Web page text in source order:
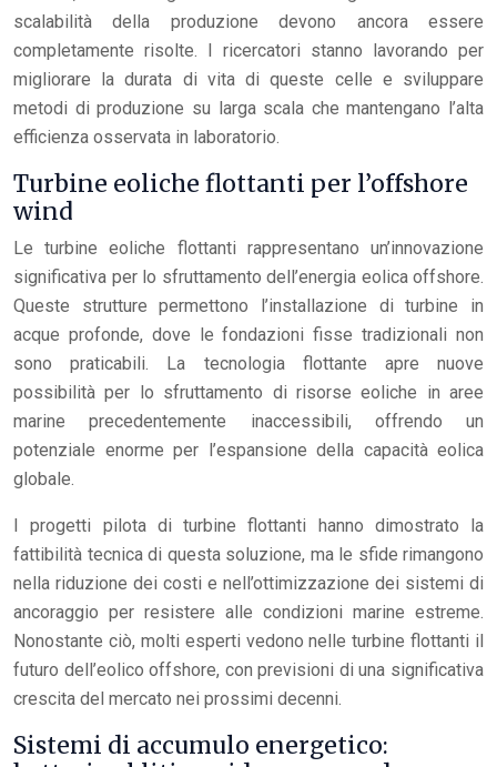
scalabilità della produzione devono ancora essere
completamente risolte. I ricercatori stanno lavorando per
migliorare la durata di vita di queste celle e sviluppare
metodi di produzione su larga scala che mantengano l’alta
efficienza osservata in laboratorio.
Turbine eoliche flottanti per l’offshore
wind
Le turbine eoliche flottanti rappresentano un’innovazione
significativa per lo sfruttamento dell’energia eolica offshore.
Queste strutture permettono l’installazione di turbine in
acque profonde, dove le fondazioni fisse tradizionali non
sono praticabili. La tecnologia flottante apre nuove
possibilità per lo sfruttamento di risorse eoliche in aree
marine precedentemente inaccessibili, offrendo un
potenziale enorme per l’espansione della capacità eolica
globale.
I progetti pilota di turbine flottanti hanno dimostrato la
fattibilità tecnica di questa soluzione, ma le sfide rimangono
nella riduzione dei costi e nell’ottimizzazione dei sistemi di
ancoraggio per resistere alle condizioni marine estreme.
Nonostante ciò, molti esperti vedono nelle turbine flottanti il
futuro dell’eolico offshore, con previsioni di una significativa
crescita del mercato nei prossimi decenni.
Sistemi di accumulo energetico: